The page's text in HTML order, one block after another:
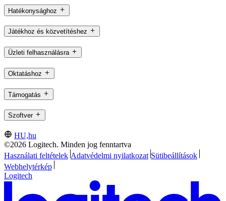
Hatékonysághoz
Játékhoz és közvetítéshez
Üzleti felhasználásra
Oktatáshoz
Támogatás
Szoftver
HU,hu
©2026 Logitech. Minden jog fenntartva
Használati feltételek Adatvédelmi nyilatkozat Sütibeállítások
Webhelytérkép
Logitech